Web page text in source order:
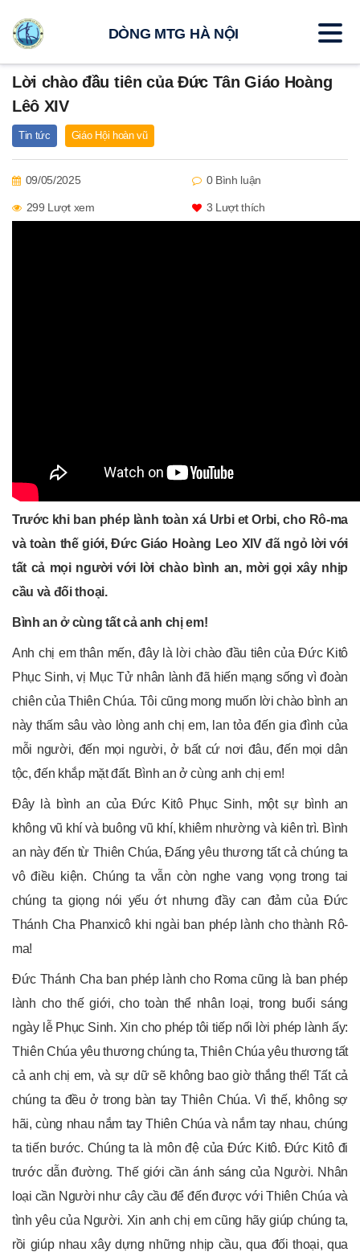
Lời chào đầu tiên của Đức Tân Giáo Hoàng
Lêô XIV
Tin tức Giáo Hội hoàn vũ
09/05/2025 0 Bình luận
299 Lượt xem 3 Lượt thích
Trước khi ban phép lành toàn xá Urbi et Orbi, cho Rô-ma
và toàn thế giới, Đức Giáo Hoàng Leo XIV đã ngỏ lời với
tất cả mọi người với lời chào bình an, mời gọi xây nhịp
cầu và đối thoại.
Bình an ở cùng tất cả anh chị em!
Anh chị em thân mến, đây là lời chào đầu tiên của Đức Kitô
Phục Sinh, vị Mục Tử nhân lành đã hiến mạng sống vì đoàn
chiên của Thiên Chúa. Tôi cũng mong muốn lời chào bình an
này thấm sâu vào lòng anh chị em, lan tỏa đến gia đình của
mỗi người, đến mọi người, ở bất cứ nơi đâu, đến mọi dân
tộc, đến khắp mặt đất. Bình an ở cùng anh chị em!
Đây là bình an của Đức Kitô Phục Sinh, một sự bình an
không vũ khí và buông vũ khí, khiêm nhường và kiên trì. Bình
an này đến từ Thiên Chúa, Đấng yêu thương tất cả chúng ta
vô điều kiện. Chúng ta vẫn còn nghe vang vọng trong tai
chúng ta giọng nói yếu ớt nhưng đầy can đảm của Đức
Thánh Cha Phanxicô khi ngài ban phép lành cho thành Rô-
ma!
Đức Thánh Cha ban phép lành cho Roma cũng là ban phép
lành cho thế giới, cho toàn thể nhân loại, trong buổi sáng
ngày lễ Phục Sinh. Xin cho phép tôi tiếp nối lời phép lành ấy:
Thiên Chúa yêu thương chúng ta, Thiên Chúa yêu thương tất
cả anh chị em, và sự dữ sẽ không bao giờ thắng thế! Tất cả
chúng ta đều ở trong bàn tay Thiên Chúa. Vì thế, không sợ
hãi, cùng nhau nắm tay Thiên Chúa và nắm tay nhau, chúng
ta tiến bước. Chúng ta là môn đệ của Đức Kitô. Đức Kitô đi
trước dẫn đường. Thế giới cần ánh sáng của Người. Nhân
loại cần Người như cây cầu để đến được với Thiên Chúa và
tình yêu của Người. Xin anh chị em cũng hãy giúp chúng ta,
rồi giúp nhau xây dựng những nhịp cầu, qua đối thoại, qua
DÒNG MTG HÀ NỘI